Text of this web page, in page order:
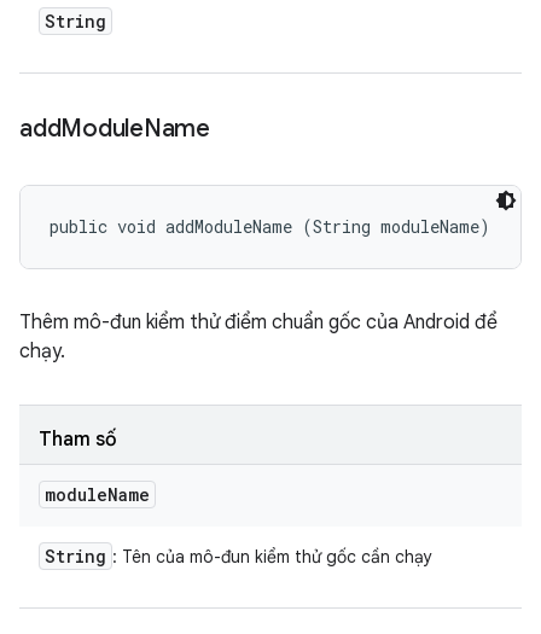
String
addModuleName
public void addModuleName (String moduleName)
Thêm mô-đun kiểm thử điểm chuẩn gốc của Android để
chạy.
Tham số
moduleName
String : Tên của mô-đun kiểm thử gốc cần chạy